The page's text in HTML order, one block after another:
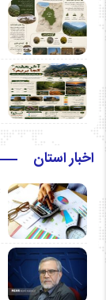
اخبار استان